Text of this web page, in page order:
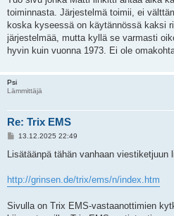
toiminnasta. Järjestelmä toimii, ei
koska kyseessä on käytännössä kaksi
järjestelmää, mutta kyllä se varmasti
hyvin kuin vuonna 1973. Ei ole
Psi
Lämmittäjä
Re: Trix EMS
V
e
i
13.12.2025 22:49
Lisätäänpä tähän vanhaan viestiketjuun
http://grinsen.de/trix/ems/n/index.htm
Sivulla on Trix EMS-vastaanottimien